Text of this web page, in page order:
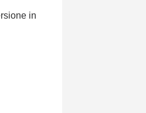
in